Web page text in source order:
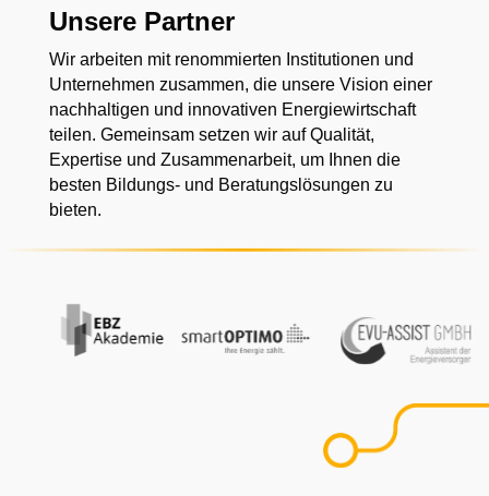
Unsere Partner
Wir arbeiten mit renommierten Institutionen und
Unternehmen zusammen, die unsere Vision einer
nachhaltigen und innovativen Energiewirtschaft
teilen. Gemeinsam setzen wir auf Qualität,
Expertise und Zusammenarbeit, um Ihnen die
besten Bildungs- und Beratungslösungen zu
bieten.